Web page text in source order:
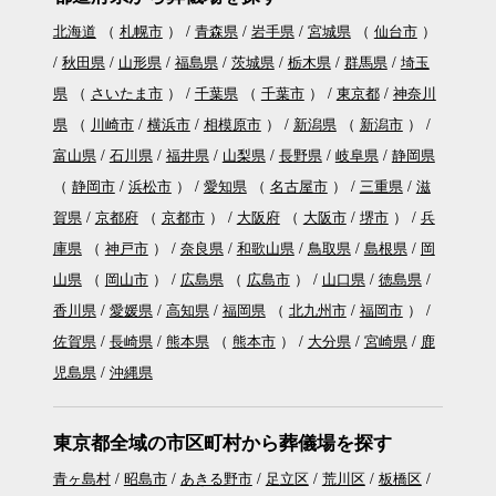
北海道 （ 札幌市） 青森県 岩手県 宮城県（ 仙台市）
秋田県
山形県 福島県 茨城県 栃木県 群馬県
埼玉
県（ さいたま市） 千葉県（ 千葉市） 東京都
神奈川
県（ 川崎市 横浜市 相模原市） 新潟県（ 新潟市）
富山県
石川県 福井県 山梨県 長野県 岐阜県
静岡県
（ 静岡市 浜松市） 愛知県（ 名古屋市） 三重県
滋
賀県
京都府（ 京都市） 大阪府（ 大阪市 堺市）
兵
庫県（ 神戸市） 奈良県 和歌山県 鳥取県 島根県
岡
山県（ 岡山市） 広島県（ 広島市） 山口県
徳島県
香川県
愛媛県 高知県 福岡県（ 北九州市 福岡市）
佐賀県
長崎県 熊本県（ 熊本市） 大分県 宮崎県
鹿
児島県
沖縄県
東京都全域の市区町村から葬儀場を探す
青ヶ島村 昭島市 あきる野市 足立区 荒川区
板橋区